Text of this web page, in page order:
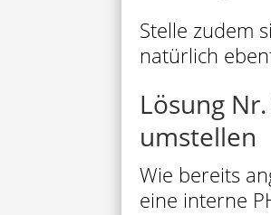
Stelle zudem
natürlich
Lösung
umstellen
Wie bereits
eine interne